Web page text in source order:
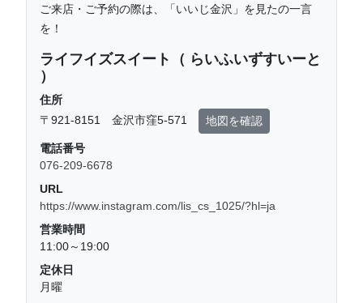
ご来店・ご予約の際は、「いいじ金沢」を見たの一言
を！
ライフイズスイート（ らいふいずすいーと
）
住所
〒921-8151 金沢市窪5-571
地図を確認
電話番号
076-209-6678
URL
https://www.instagram.com/lis_cs_1025/?hl=ja
営業時間
11:00～19:00
定休日
月曜